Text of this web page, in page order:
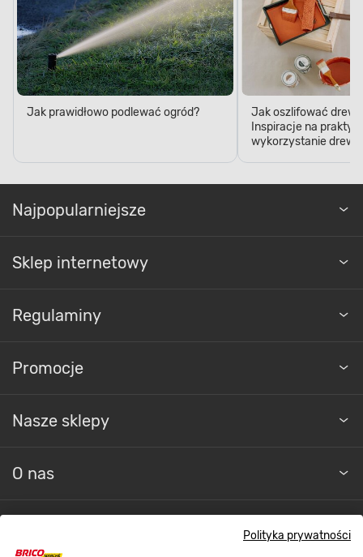
Polityka prywatności
Jak prawidłowo podlewać ogród?
Jak oszlifować
Inspiracje na
wykorzystanie
Najpopularniejsze
Sklep internetowy
Regulaminy
Promocje
Nasze sklepy
O nas